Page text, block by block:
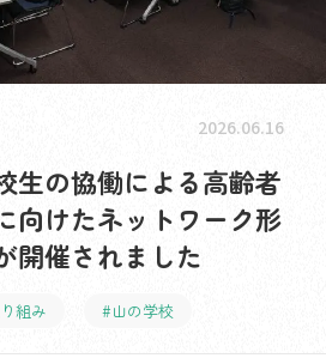
2026.06.16
生の協働による高齢者
向けたネットワーク形
開催されました
組み #山の学校